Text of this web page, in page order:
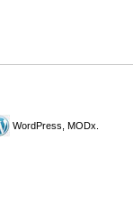
WordPress, MODx.